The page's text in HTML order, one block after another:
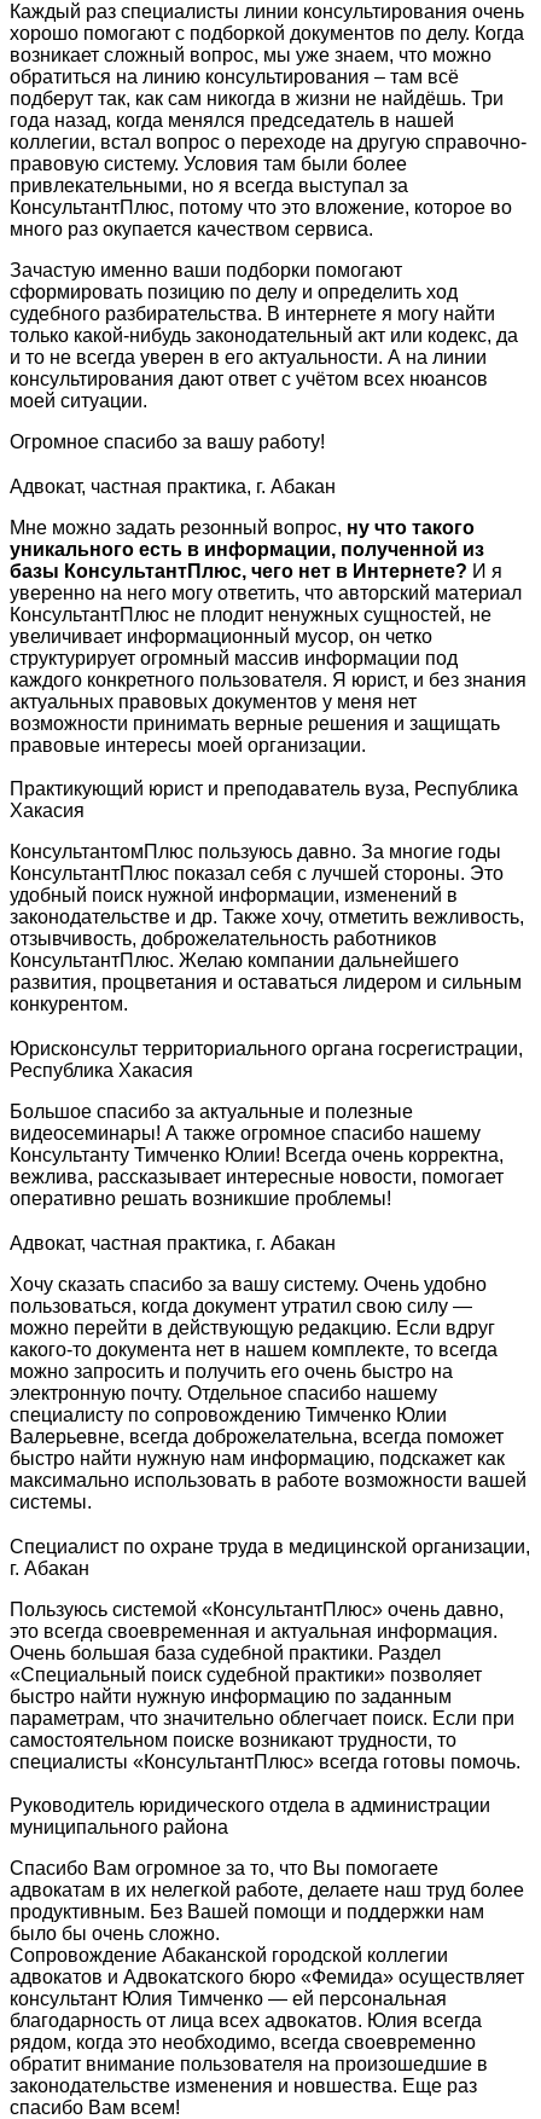
Каждый раз специалисты линии консультирования очень
хорошо помогают с подборкой документов по делу. Когда
возникает сложный вопрос, мы уже знаем, что можно
обратиться на линию консультирования – там всё
подберут так, как сам никогда в жизни не найдёшь. Три
года назад, когда менялся председатель в нашей
коллегии, встал вопрос о переходе на другую справочно-
правовую систему. Условия там были более
привлекательными, но я всегда выступал за
КонсультантПлюс, потому что это вложение, которое во
много раз окупается качеством сервиса.
Зачастую именно ваши подборки помогают
сформировать позицию по делу и определить ход
судебного разбирательства. В интернете я могу найти
только какой-нибудь законодательный акт или кодекс, да
и то не всегда уверен в его актуальности. А на линии
консультирования дают ответ с учётом всех нюансов
моей ситуации.
Огромное спасибо за вашу работу!
Адвокат, частная практика, г. Абакан
Мне можно задать резонный вопрос, ну что такого
уникального есть в информации, полученной из
базы КонсультантПлюс, чего нет в Интернете? И я
уверенно на него могу ответить, что авторский материал
КонсультантПлюс не плодит ненужных сущностей, не
увеличивает информационный мусор, он четко
структурирует огромный массив информации под
каждого конкретного пользователя. Я юрист, и без знания
актуальных правовых документов у меня нет
возможности принимать верные решения и защищать
правовые интересы моей организации.
Практикующий юрист и преподаватель вуза, Республика
Хакасия
КонсультантомПлюс пользуюсь давно. За многие годы
КонсультантПлюс показал себя с лучшей стороны. Это
удобный поиск нужной информации, изменений в
законодательстве и др. Также хочу, отметить вежливость,
отзывчивость, доброжелательность работников
КонсультантПлюс. Желаю компании дальнейшего
развития, процветания и оставаться лидером и сильным
конкурентом.
Юрисконсульт территориального органа госрегистрации,
Республика Хакасия
Большое спасибо за актуальные и полезные
видеосеминары! А также огромное спасибо нашему
Консультанту Тимченко Юлии! Всегда очень корректна,
вежлива, рассказывает интересные новости, помогает
оперативно решать возникшие проблемы!
Адвокат, частная практика, г. Абакан
Хочу сказать спасибо за вашу систему. Очень удобно
пользоваться, когда документ утратил свою силу —
можно перейти в действующую редакцию. Если вдруг
какого-то документа нет в нашем комплекте, то всегда
можно запросить и получить его очень быстро на
электронную почту. Отдельное спасибо нашему
специалисту по сопровождению Тимченко Юлии
Валерьевне, всегда доброжелательна, всегда поможет
быстро найти нужную нам информацию, подскажет как
максимально использовать в работе возможности вашей
системы.
Специалист по охране труда в медицинской организации,
г. Абакан
Пользуюсь системой «КонсультантПлюс» очень давно,
это всегда своевременная и актуальная информация.
Очень большая база судебной практики. Раздел
«Специальный поиск судебной практики» позволяет
быстро найти нужную информацию по заданным
параметрам, что значительно облегчает поиск. Если при
самостоятельном поиске возникают трудности, то
специалисты «КонсультантПлюс» всегда готовы помочь.
Руководитель юридического отдела в администрации
муниципального района
Спасибо Вам огромное за то, что Вы помогаете
адвокатам в их нелегкой работе, делаете наш труд более
продуктивным. Без Вашей помощи и поддержки нам
было бы очень сложно.
Сопровождение Абаканской городской коллегии
адвокатов и Адвокатского бюро «Фемида» осуществляет
консультант Юлия Тимченко — ей персональная
благодарность от лица всех адвокатов. Юлия всегда
рядом, когда это необходимо, всегда своевременно
обратит внимание пользователя на произошедшие в
законодательстве изменения и новшества. Еще раз
спасибо Вам всем!